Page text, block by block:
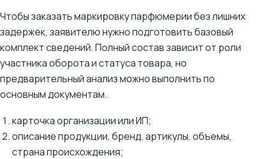
Чтобы заказать маркировку парфюмерии без лишних
задержек, заявителю нужно подготовить базовый
комплект сведений. Полный состав зависит от роли
участника оборота и статуса товара, но
предварительный анализ можно выполнить по
основным документам.
карточка организации или ИП;
описание продукции, бренд, артикулы, объемы,
страна происхождения;